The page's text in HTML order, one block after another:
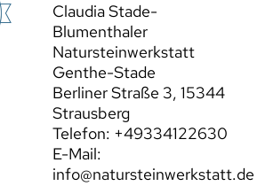
Claudia Stade-
Blumenthaler
Natursteinwerkstatt
Genthe-Stade
Berliner Straße 3, 15344
Strausberg
Telefon: +49334122630
E-Mail:
info@natursteinwerkstatt.de